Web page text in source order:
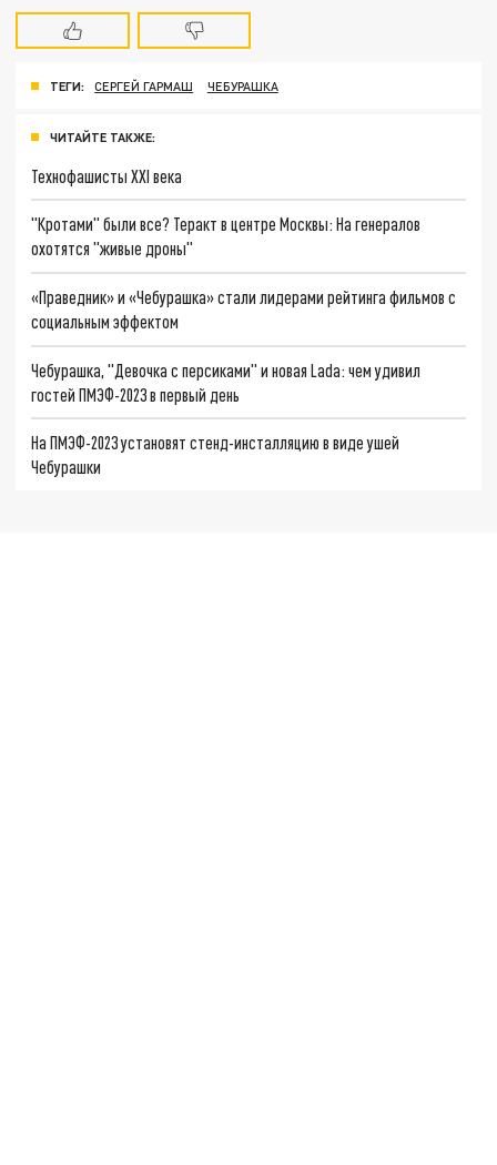
ТЕГИ: СЕРГЕЙ ГАРМАШ ЧЕБУРАШКА
ЧИТАЙТЕ ТАКЖЕ:
Технофашисты XXI века
"Кротами" были все? Теракт в центре Москвы: На генералов
охотятся "живые дроны"
«Праведник» и «Чебурашка» стали лидерами рейтинга фильмов с
социальным эффектом
Чебурашка, "Девочка с персиками" и новая Lada: чем удивил
гостей ПМЭФ-2023 в первый день
На ПМЭФ-2023 установят стенд-инсталляцию в виде ушей
Чебурашки